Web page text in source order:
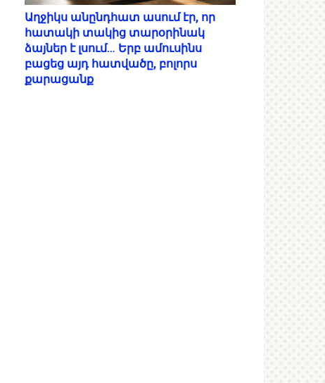
Աղջիկս անընդհատ ասում էր, որ
հատակի տակից տարօրինակ
ձայներ է լսում… Երբ ամուսինս
բացեց այդ հատվածը, բոլորս
քարացանք